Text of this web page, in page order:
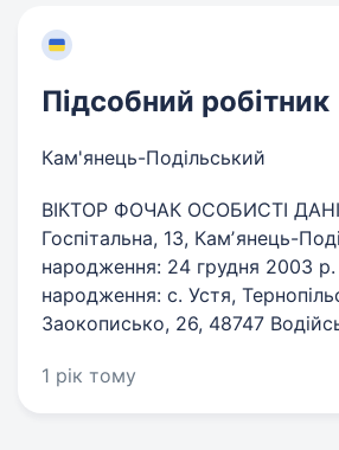
Підсобний робітник
Кам'янець-Подільський
ВІКТОР ФОЧАК ОСОБИСТІ ДАНІ
Госпітальна, 13, Камʼянець-
народження: 24 грудня 2003
народження: с. Устя,
Заокописько, 26, 48747
1 рік тому